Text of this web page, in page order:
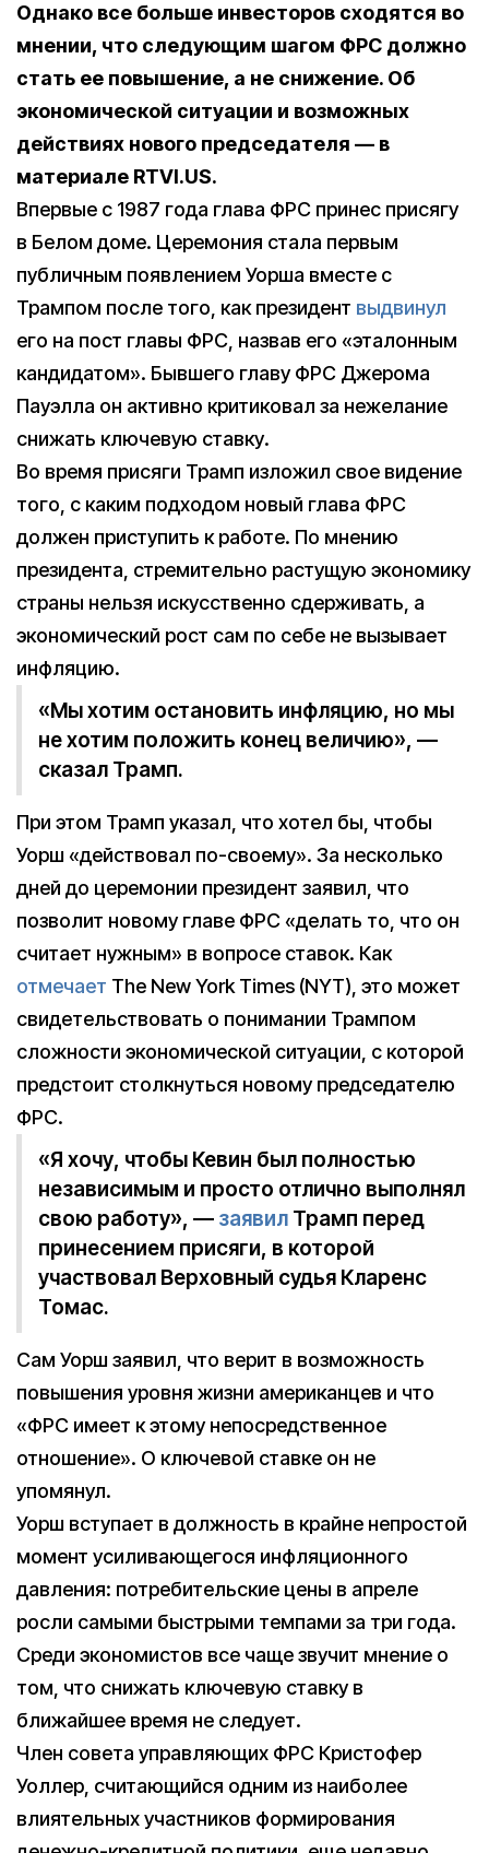
Однако все больше инвесторов сходятся во
мнении, что следующим шагом ФРС должно
стать ее повышение, а не снижение. Об
экономической ситуации и возможных
действиях нового председателя — в
материале RTVI.US.
Впервые с 1987 года глава ФРС принес присягу
в Белом доме. Церемония стала первым
публичным появлением Уорша вместе с
Трампом после того, как президент выдвинул
его на пост главы ФРС, назвав его «эталонным
кандидатом». Бывшего главу ФРС Джерома
Пауэлла он активно критиковал за нежелание
снижать ключевую ставку.
Во время присяги Трамп изложил свое видение
того, с каким подходом новый глава ФРС
должен приступить к работе. По мнению
президента, стремительно растущую экономику
страны нельзя искусственно сдерживать, а
экономический рост сам по себе не вызывает
инфляцию.
«Мы хотим остановить инфляцию, но мы
не хотим положить конец величию», —
сказал Трамп.
При этом Трамп указал, что хотел бы, чтобы
Уорш «действовал по-своему». За несколько
дней до церемонии президент заявил, что
позволит новому главе ФРС «делать то, что он
считает нужным» в вопросе ставок. Как
отмечает The New York Times (NYT), это может
свидетельствовать о понимании Трампом
сложности экономической ситуации, с которой
предстоит столкнуться новому председателю
ФРС.
«Я хочу, чтобы Кевин был полностью
независимым и просто отлично выполнял
свою работу», — заявил Трамп перед
принесением присяги, в которой
участвовал Верховный судья Кларенс
Томас.
Сам Уорш заявил, что верит в возможность
повышения уровня жизни американцев и что
«ФРС имеет к этому непосредственное
отношение». О ключевой ставке он не
упомянул.
Уорш вступает в должность в крайне непростой
момент усиливающегося инфляционного
давления: потребительские цены в апреле
росли самыми быстрыми темпами за три года.
Среди экономистов все чаще звучит мнение о
том, что снижать ключевую ставку в
ближайшее время не следует.
Член совета управляющих ФРС Кристофер
Уоллер, считающийся одним из наиболее
влиятельных участников формирования